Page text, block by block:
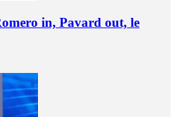
in, Pavard out, le